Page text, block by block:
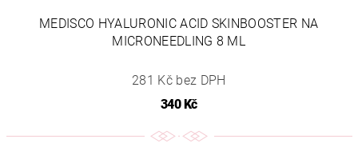
MEDISCO HYALURONIC ACID SKINBOOSTER NA
MICRONEEDLING 8 ML
281 Kč bez DPH
340 Kč